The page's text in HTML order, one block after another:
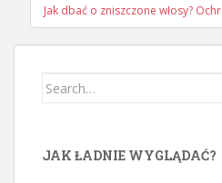
Jak dbać o zniszczone włosy?
Search
JAK ŁADNIE WYGLĄDAĆ?